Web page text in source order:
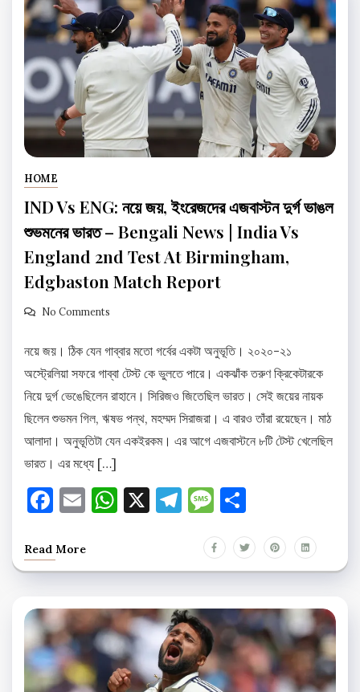
HOME
IND Vs ENG: নয়ে জয়, ইংরেজদের এজবাস্টন দুর্গ ভাঙল
শুভমনের ভারত – Bengali News | India Vs
England 2nd Test At Birmingham,
Edgbaston Match Report
No Comments
নয়ে জয়। ঠিক যেন গাব্বার মতো গর্বের একটা অনুভূতি। ২০২০-২১
অস্ট্রেলিয়া সফরে গাব্বা টেস্ট কে ভুলতে পারে। একঝাঁক তরুণ ক্রিকেটারকে
নিয়ে দুর্গ ভেঙেছিলেন রাহানে। সিরিজও জিতেছিল ভারত। সেই জয়ের নায়ক
ছিলেন শুভমন গিল, ঋষভ পন্থ, মহম্মদ সিরাজরা। এ বারও তাঁরা রয়েছেন। মাঠ
আলাদা। অনুভূতিটা যেন একইরকম। এর আগে এজবাস্টনে ৮টি টেস্ট খেলেছিল
ভারত। এর মধ্যে […]
Facebook
EmailWhatsApp
X Telegram
Message
Read More